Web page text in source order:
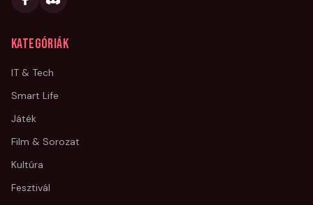
Kategóriák
IT & Tech
Smart Life
Játék
Film & Sorozat
Kultúra
Fesztivál